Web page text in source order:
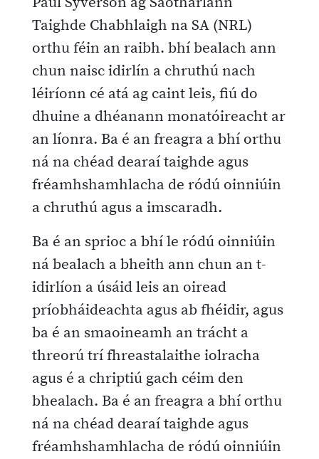
Taighde Chabhlaigh na SA (NRL)
orthu féin an raibh. bhí bealach ann
chun naisc idirlín a chruthú nach
léiríonn cé atá ag caint leis, fiú do
dhuine a dhéanann monatóireacht ar
an líonra. Ba é an freagra a bhí orthu
ná na chéad dearaí taighde agus
fréamhshamhlacha de ródú oinniúin
a chruthú agus a imscaradh.
Ba é an sprioc a bhí le ródú oinniúin
ná bealach a bheith ann chun an t-
idirlíon a úsáid leis an oiread
príobháideachta agus ab fhéidir, agus
ba é an smaoineamh an trácht a
threorú trí fhreastalaithe iolracha
agus é a chriptiú gach céim den
bhealach. Ba é an freagra a bhí orthu
ná na chéad dearaí taighde agus
fréamhshamhlacha de ródú oinniúin